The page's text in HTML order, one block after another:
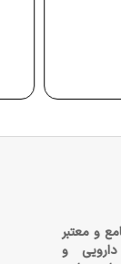
و معتبر
و